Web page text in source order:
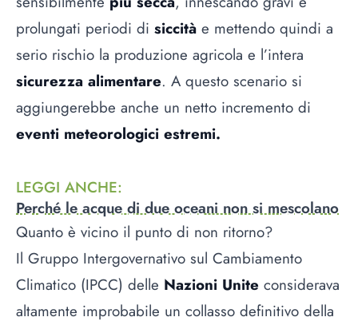
prolungati periodi di siccità e mettendo quindi a
serio rischio la produzione agricola e l’intera
sicurezza alimentare. A questo scenario si
aggiungerebbe anche un netto incremento di
eventi meteorologici estremi.
LEGGI ANCHE:
Perché le acque di due oceani non si mescolano
Quanto è vicino il punto di non ritorno?
Il Gruppo Intergovernativo sul Cambiamento
Climatico (IPCC) delle Nazioni Unite considerava
altamente improbabile un collasso definitivo della